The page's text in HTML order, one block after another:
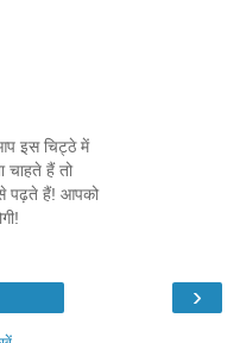
इस चिट्ठे में
चाहते हैं तो
से पढ़ते हैं! आपको
›